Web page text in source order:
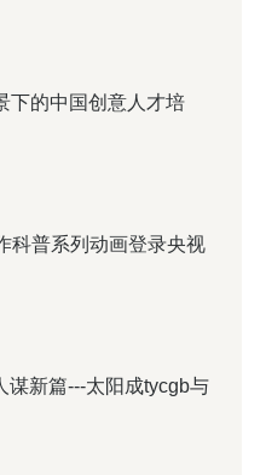
下的中国创意人才培
科普系列动画登录央视
谋新篇---​太阳成tycgb与